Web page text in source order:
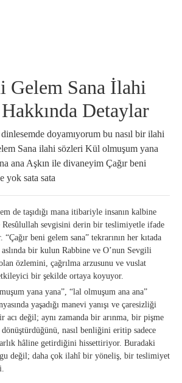
Gelem Sana İlahi
Detaylar
doyamıyorum bu nasıl bir ilahi
Sana ilahi sözleri Kül olmuşum yana
ana Aşkın ile divaneyim Çağır beni
yok sata sata
de taşıdığı mana itibariyle insanın kalbine
Resûlullah sevgisini derin bir teslimiyetle ifade
beni gelem sana” tekrarının her kıtada
bir kulun Rabbine ve O’nun Sevgili
özlemini, çağrılma arzusunu ve vuslat
bir şekilde ortaya koyuyor.
yana yana”, “lal olmuşum ana ana”
yaşadığı manevi yanışı ve çaresizliği
acı değil; aynı zamanda bir arınma, bir pişme
dönüştürdüğünü, nasıl benliğini eritip sadece
hâline getirdiğini hissettiriyor. Buradaki
değil; daha çok ilahî bir yöneliş, bir teslimiyet